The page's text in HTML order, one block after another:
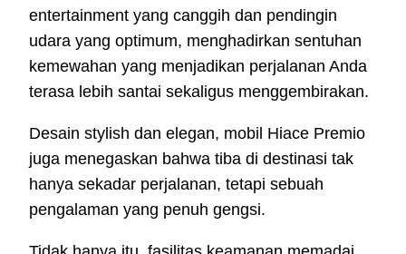
entertainment yang canggih dan pendingin
udara yang optimum, menghadirkan sentuhan
kemewahan yang menjadikan perjalanan Anda
terasa lebih santai sekaligus menggembirakan.
Desain stylish dan elegan, mobil Hiace Premio
juga menegaskan bahwa tiba di destinasi tak
hanya sekadar perjalanan, tetapi sebuah
pengalaman yang penuh gengsi.